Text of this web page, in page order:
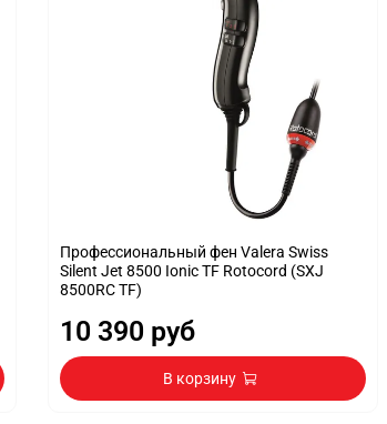
Профессиональный фен Valera Swiss
Silent Jet 8500 Ionic TF Rotocord (SXJ
8500RC TF)
10 390 руб
В корзину